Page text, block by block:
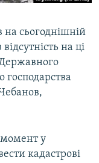
сьогоднішній
на ці
Державного
господарства
у
кадастрові